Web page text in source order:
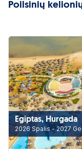
Poilsinių
Egiptas, Hurgada
2026 Spalis - 2027